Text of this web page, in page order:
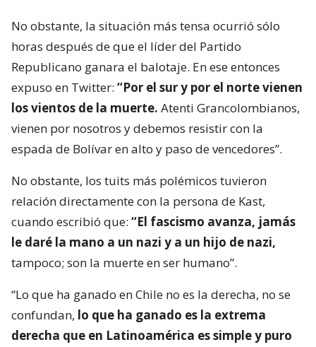
No obstante, la situación más tensa ocurrió sólo
horas después de que el líder del Partido
Republicano ganara el balotaje. En ese entonces
expuso en Twitter: “Por el sur y por el norte vienen
los vientos de la muerte. Atenti Grancolombianos,
vienen por nosotros y debemos resistir con la
espada de Bolívar en alto y paso de vencedores”.
No obstante, los tuits más polémicos tuvieron
relación directamente con la persona de Kast,
cuando escribió que: “El fascismo avanza, jamás
le daré la mano a un nazi y a un hijo de nazi,
tampoco; son la muerte en ser humano”.
“Lo que ha ganado en Chile no es la derecha, no se
confundan, lo que ha ganado es la extrema
derecha que en Latinoamérica es simple y puro